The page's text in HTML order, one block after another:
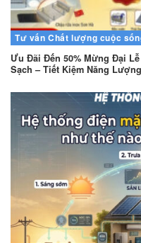
Tư vấn Chất lượng cuộc
Ưu Đãi Đến 50% Mừng Đại
Sạch – Tiết Kiệm Năng Lượng